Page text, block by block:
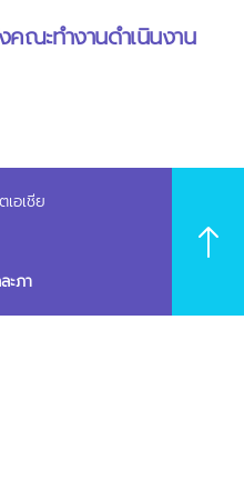
ณะทำงานดำเนินงาน
อเชีย
ภา